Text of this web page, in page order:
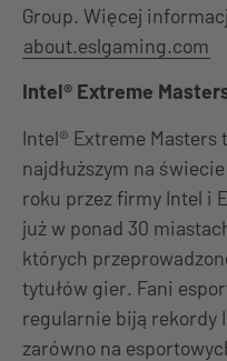
Group. Więcej
about.eslgaming.com
Intel® Extreme
Intel® Extreme
najdłuższym na
roku przez firmy Intel i
już w ponad 30
których
tytułów gier. Fani
regularnie biją rekordy
zarówno na